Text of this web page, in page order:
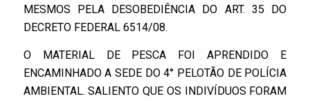
MESMOS PELA DESOBEDIÊNCIA DO ART. 35 DO
DECRETO FEDERAL 6514/08.
O MATERIAL DE PESCA FOI APRENDIDO E
ENCAMINHADO A SEDE DO 4° PELOTÃO DE POLÍCIA
AMBIENTAL. SALIENTO QUE OS INDIVÍDUOS FORAM